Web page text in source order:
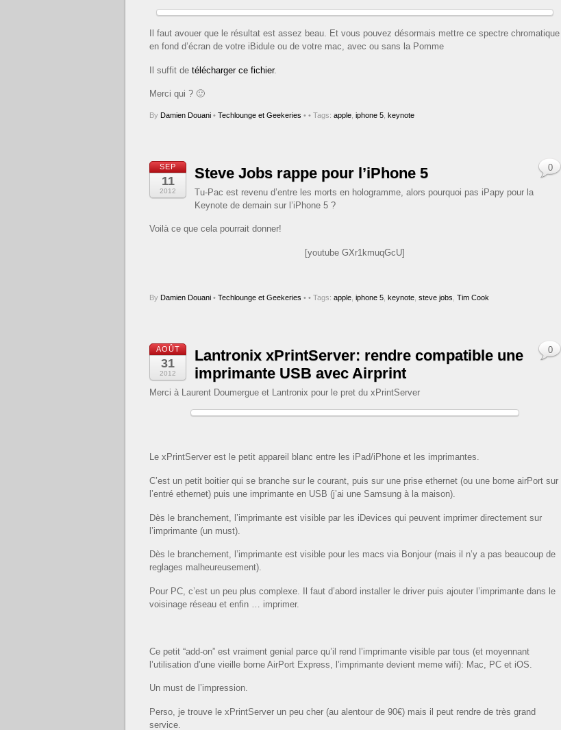
Il faut avouer que le résultat est assez beau. Et vous pouvez désormais mettre ce spectre chromatique
en fond d’écran de votre iBidule ou de votre mac, avec ou sans la Pomme
Il suffit de télécharger ce fichier.
Merci qui ? 🙂
By Damien Douani • Techlounge et Geekeries • • Tags: apple iphone 5 keynote
SEP
11
2012
Steve Jobs rappe pour l’iPhone 5
Tu-Pac est revenu d’entre les morts en hologramme, alors pourquoi pas iPapy pour la
Keynote de demain sur l’iPhone 5 ?
Voilà ce que cela pourrait donner!
[youtube GXr1kmuqGcU]
By Damien Douani • Techlounge et Geekeries •
0
• Tags: apple iphone 5 keynote steve jobs Tim Cook
AOÛT
31
2012
Lantronix xPrintServer: rendre compatible une
imprimante USB avec Airprint
Merci à Laurent Doumergue et Lantronix pour le pret du xPrintServer
Le xPrintServer est le petit appareil blanc entre les iPad/iPhone et les imprimantes.
C’est un petit boitier qui se branche sur le courant, puis sur une prise ethernet (ou une borne airPort sur
l’entré ethernet) puis une imprimante en USB (j’ai une Samsung à la maison).
Dès le branchement, l’imprimante est visible par les iDevices qui peuvent imprimer directement sur
l’imprimante (un must).
Dès le branchement, l’imprimante est visible pour les macs via Bonjour (mais il n’y a pas beaucoup de
reglages malheureusement).
Pour PC, c’est un peu plus complexe. Il faut d’abord installer le driver puis ajouter l’imprimante dans le
voisinage réseau et enfin … imprimer.
Ce petit “add-on” est vraiment genial parce qu’il rend l’imprimante visible par tous (et moyennant
l’utilisation d’une vieille borne AirPort Express, l’imprimante devient meme wifi): Mac, PC et iOS.
Un must de l’impression.
Perso, je trouve le xPrintServer un peu cher (au alentour de 90€) mais il peut rendre de très grand
service.
0